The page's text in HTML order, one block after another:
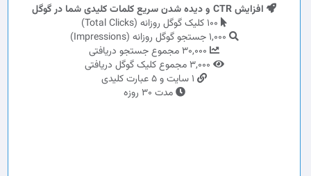
افزایش CTR و دیده شدن سریع کلمات کلیدی شما در گوگل
مدت 30 روزه